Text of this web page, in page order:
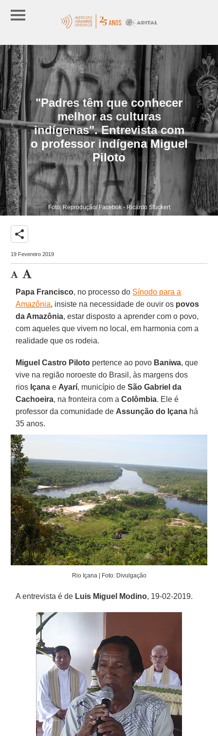
"Padres têm que conhecer
melhor as culturas
indígenas". Entrevista com
o professor indígena Miguel
Piloto
Foto: Reprodução/ Facebok - Ricardo Stuckert
share
19 Fevereiro 2019
Papa Francisco, no processo do Sínodo para a
Amazônia, insiste na necessidade de ouvir os povos
da Amazônia, estar disposto a aprender com o povo,
com aqueles que vivem no local, em harmonia com a
realidade que os rodeia.
Miguel Castro Piloto pertence ao povo Baniwa, que
vive na região noroeste do Brasil, às margens dos
rios Içana e Ayarí, município deSão Gabriel da
Cachoeira, na fronteira com aColômbia. Ele é
professor da comunidade de Assunção do Içana há
35 anos.
Rio Içana | Foto: Divulgação
A entrevista é de Luis Miguel Modino, 19-02-2019.